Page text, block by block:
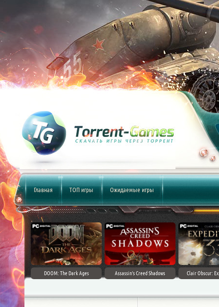
Главная ТОП игры Ожидаемые игры
DOOM: The Dark Ages Assassin's Creed Shadows Clair Obscur: